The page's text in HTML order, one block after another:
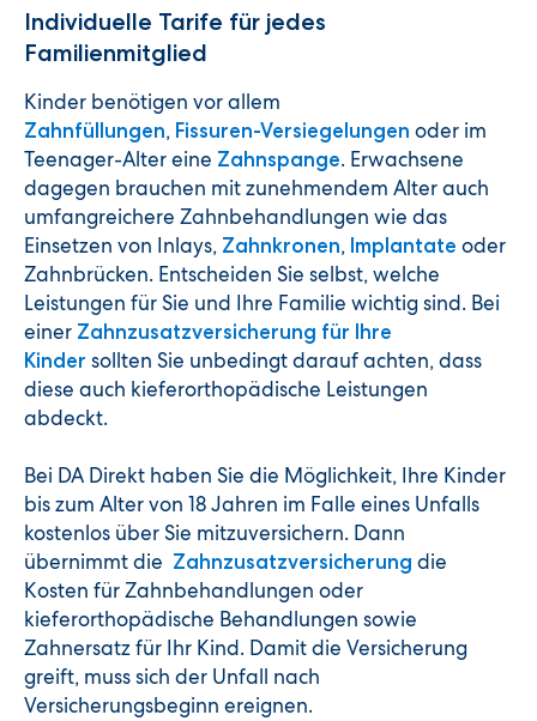
Individuelle Tarife für jedes
Familienmitglied
Kinder benötigen vor allem
Zahnfüllungen, Fissuren-Versiegelungen oder im
Teenager-Alter eine Zahnspange. Erwachsene
dagegen brauchen mit zunehmendem Alter auch
umfangreichere Zahnbehandlungen wie das
Einsetzen von Inlays, Zahnkronen, Implantate oder
Zahnbrücken. Entscheiden Sie selbst, welche
Leistungen für Sie und Ihre Familie wichtig sind. Bei
einer Zahnzusatzversicherung für Ihre
Kinder sollten Sie unbedingt darauf achten, dass
diese auch kieferorthopädische Leistungen
abdeckt.
Bei DA Direkt haben Sie die Möglichkeit, Ihre Kinder
bis zum Alter von 18 Jahren im Falle eines Unfalls
kostenlos über Sie mitzuversichern. Dann
übernimmt die Zahnzusatzversicherung die
Kosten für Zahnbehandlungen oder
kieferorthopädische Behandlungen sowie
Zahnersatz für Ihr Kind. Damit die Versicherung
greift, muss sich der Unfall nach
Versicherungsbeginn ereignen.